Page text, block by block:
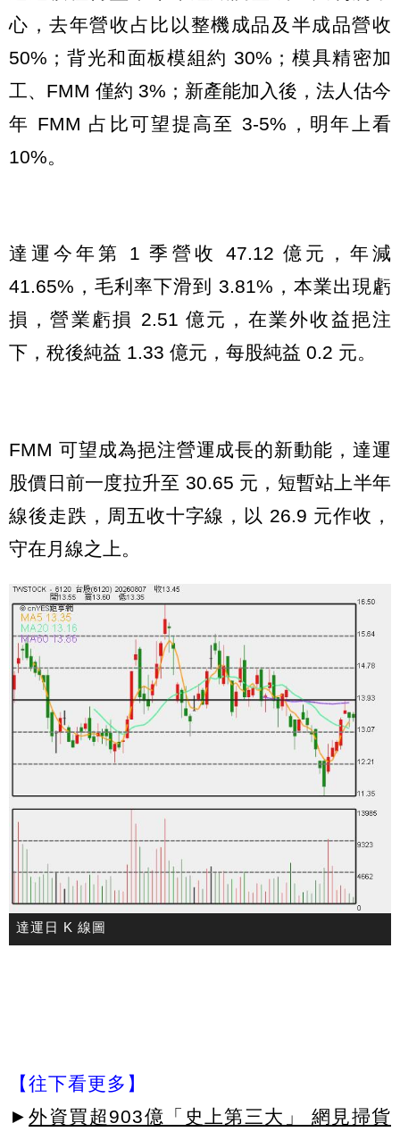
心，去年營收占比以整機成品及半成品營收
50%；背光和面板模組約 30%；模具精密加
工、FMM 僅約 3%；新產能加入後，法人估今
年 FMM 占比可望提高至 3-5%，明年上看
10%。
達運今年第 1 季營收 47.12 億元，年減
41.65%，毛利率下滑到 3.81%，本業出現虧
損，營業虧損 2.51 億元，在業外收益挹注
下，稅後純益 1.33 億元，每股純益 0.2 元。
FMM 可望成為挹注營運成長的新動能，達運
股價日前一度拉升至 30.65 元，短暫站上半年
線後走跌，周五收十字線，以 26.9 元作收，
守在月線之上。
達運日 K 線圖
【往下看更多】
► 外資買超903億「史上第三大」 網見掃貨